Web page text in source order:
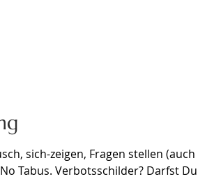
sich-zeigen, Fragen stellen
Tabus. Verbotsschilder? Darfst